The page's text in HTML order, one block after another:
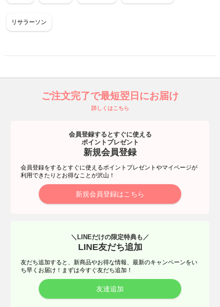
リサラーソン
ご注文完了で最短翌日にお届け
詳しくはこちら
会員登録するとすぐに使える
ポイントプレゼント
新規会員登録
会員登録をするとすぐに使えるポイントプレゼントやマイページが
利用できたりとお得なことが沢山！
新規会員登録はこちら
＼LINEだけの限定特典も／
LINE友だち追加
友だち追加すると、新商品やお得な情報、最新のキャンペーンをい
ち早くお届け！まずは今すぐ友だち追加！
友達追加